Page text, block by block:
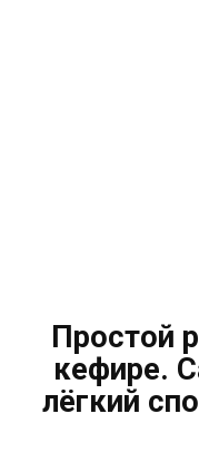
Простой
кефире.
лёгкий